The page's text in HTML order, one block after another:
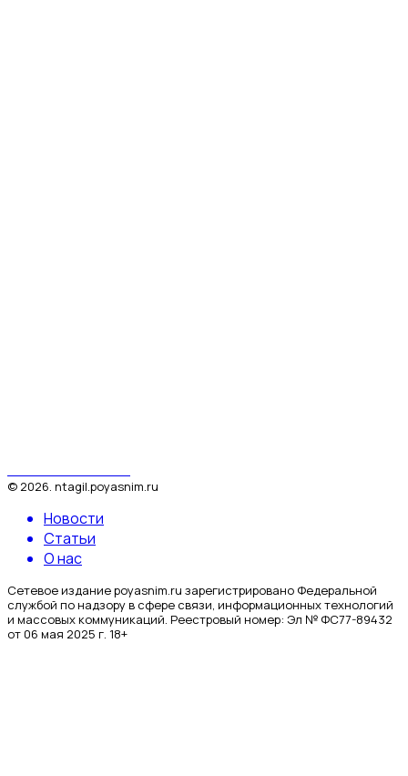
© 2026. ntagil.poyasnim.ru
Новости
Статьи
О нас
Сетевое издание poyasnim.ru зарегистрировано Федеральной
службой по надзору в сфере связи, информационных технологий
и массовых коммуникаций. Реестровый номер: Эл № ФС77-89432
от 06 мая 2025 г. 18+